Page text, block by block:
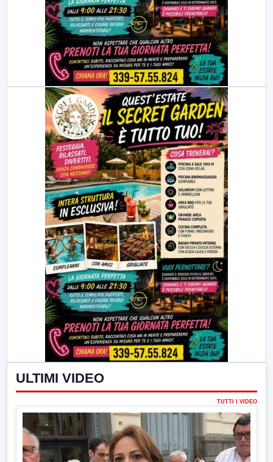
ULTIMI VIDEO
TUTTI I VIDEO